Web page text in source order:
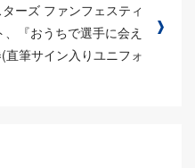
ターズ ファンフェスティ
『おうちで選手に会え
筆サイン入りユニフォ